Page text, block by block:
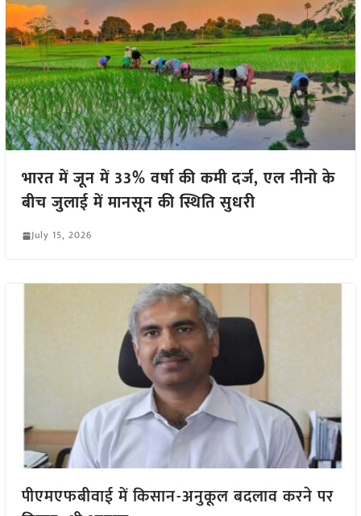
भारत में जून में 33% वर्षा की कमी दर्ज, एल नीनो के
बीच जुलाई में मानसून की स्थिति सुधरी
July 15, 2026
पीएमएफबीवाई में किसान-अनुकूल बदलाव करने पर